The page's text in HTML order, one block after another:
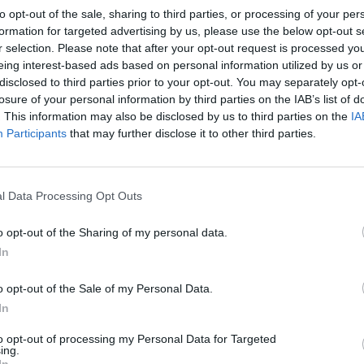
opt-out of the sale, sharing to third parties, or processing of your
for targeted advertising by us, please use the below opt-out
selection. Please note that after your opt-out request is processed
interest-based ads based on personal information utilized by us
to third parties prior to your opt-out. You may separately
of your personal information by third parties on the IAB’s list of
This information may also be disclosed by us to third parties on the
Participants that may further disclose it to other third parties.
Data Processing Opt Outs
opt-out of the Sharing of my personal data.
opt-out of the Sale of my Personal Data.
opt-out of processing my Personal Data for Targeted
preferida de Google
de actualidad.
ACTIVAR AHORA
Alimentos
online de medicamentos de
seguridad y trazabilidad